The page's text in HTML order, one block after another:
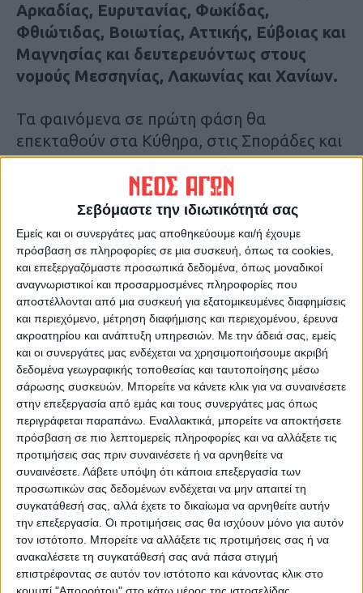
Σεβόμαστε την ιδιωτικότητά σας
Εμείς και οι συνεργάτες μας αποθηκεύουμε και/ή έχουμε
πρόσβαση σε πληροφορίες σε μια συσκευή, όπως τα cookies,
και επεξεργαζόμαστε προσωπικά δεδομένα, όπως μοναδικοί
αναγνωριστικοί και προσαρμοσμένες πληροφορίες που
αποστέλλονται από μια συσκευή για εξατομικευμένες διαφημίσεις
και περιεχόμενο, μέτρηση διαφήμισης και περιεχομένου, έρευνα
ακροατηρίου και ανάπτυξη υπηρεσιών. Με την άδειά σας, εμείς
και οι συνεργάτες μας ενδέχεται να χρησιμοποιήσουμε ακριβή
δεδομένα γεωγραφικής τοποθεσίας και ταυτοποίησης μέσω
σάρωσης συσκευών. Μπορείτε να κάνετε κλικ για να συναινέσετε
στην επεξεργασία από εμάς και τους συνεργάτες μας όπως
περιγράφεται παραπάνω. Εναλλακτικά, μπορείτε να αποκτήσετε
πρόσβαση σε πιο λεπτομερείς πληροφορίες και να αλλάξετε τις
προτιμήσεις σας πριν συναινέσετε ή να αρνηθείτε να
συναινέσετε. Λάβετε υπόψη ότι κάποια επεξεργασία των
προσωπικών σας δεδομένων ενδέχεται να μην απαιτεί τη
συγκατάθεσή σας, αλλά έχετε το δικαίωμα να αρνηθείτε αυτήν
την επεξεργασία. Οι προτιμήσεις σας θα ισχύουν μόνο για αυτόν
τον ιστότοπο. Μπορείτε να αλλάξετε τις προτιμήσεις σας ή να
ανακαλέσετε τη συγκατάθεσή σας ανά πάσα στιγμή
επιστρέφοντας σε αυτόν τον ιστότοπο και κάνοντας κλικ στο
Αρκαδίας, Ευρυτανίας, Φωκίδας,
Φθιώτιδας, Βοιωτίας, Αττικής, Εύβοιας και
Μαγνησίας και δευτερευόντως στους
νομούς Μεσσηνίας, Λακωνίας και Χανίων.
Τα φαινόμενα σε πρώτη φάση θα
επεκταθούν στα Κύθηρα, στις Σποράδες και
στη Δυτική Κρήτη και σε δεύτερη φάση σε
αρκετά νησιωτικά τμήματα του Αιγαίου.
Σύμφωνα με την κατηγοριοποίηση του
επεισοδίου βροχόπτωσης (RPI), η οποία
εφαρμόζεται από τη μονάδα Meteo του
Εθνικού Αστεροσκοπείου Αθηνών,το
επεισόδιο βροχόπτωσης την Τετάρτη
27/09 αναβαθμίζεται στην Κατηγορία 4
(Πολύ Σημαντική).
Την Πέμπτη 28/09, τα ισχυρά φαινόμενα θα
επιμείνουνστα ανατολικά και νότια
ηπειρωτικά (συμπεριλαμβανομένης της
Αττικής), επηρεάζοντας παράλληλα τις
Κυκλάδες, την Κρήτη και τα νησιά του
Ανατολικού Αιγαίου και ενδεχομένως
περιοχές της βορειοανατολικής χώρας.
Στον προγνωστικό χάρτη που ακολουθεί
απεικονίζεται η εκτιμώμενη αθροιστική